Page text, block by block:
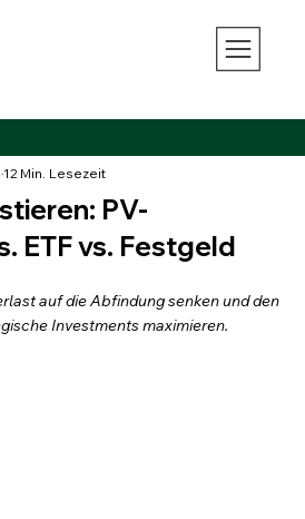
PV-
ETF vs. Festgeld
12 Min. Lesezeit
auf die Abfindung senken und den
Investments maximieren.